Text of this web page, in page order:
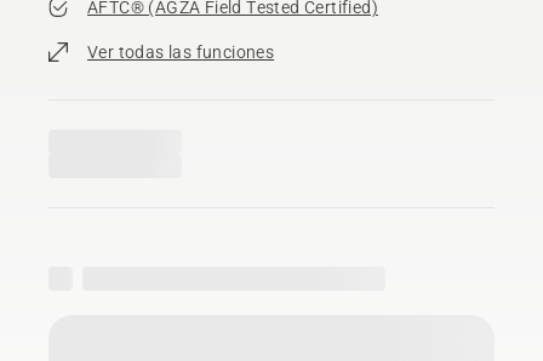
AFTC® (AGZA Field Tested Certified)​
Ver todas las funciones